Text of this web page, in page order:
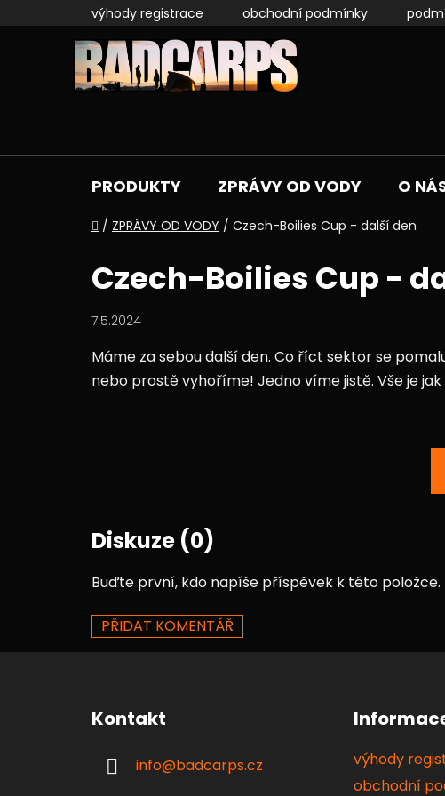
na
výhody registrace obchodní podmínky
PRODUKTY ZPRÁVY OD VODY O
Domů
/ ZPRÁVY OD VODY / Czech-Boilies Cup - další den
Czech-Boilies Cup -
7.5.2024
Máme za sebou další den. Co říct sektor se
nebo prostě vyhoříme! Jedno víme jistě. Vše je
Diskuze (0)
Buďte první, kdo napíše příspěvek k této položce.
PŘIDAT KOMENTÁŘ
Kontakt
info@badcarps.cz
výhody
obchodní